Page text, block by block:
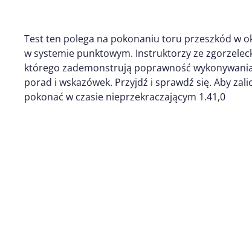
Test ten polega na pokonaniu toru przeszkód w
w systemie punktowym. Instruktorzy ze
którego zademonstrują poprawność
porad i wskazówek. Przyjdź i sprawdź się. Aby
pokonać w czasie nieprzekraczającym 1.41,0